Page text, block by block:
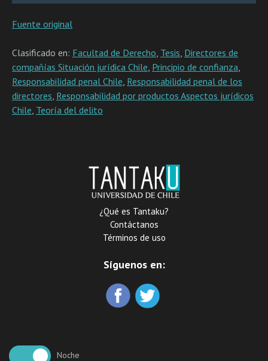
Fuente original
Clasificado en: Facultad de Derecho, Tesis, Directores de
compañías Situación jurídica Chile, Principio de confianza,
Responsabilidad penal Chile, Responsabilidad penal de los
directores, Responsabilidad por productos Aspectos jurídicos
Chile, Teoría del delito
¿Qué es Tantaku?
Contáctanos
Términos de uso
Síguenos en:
Noche